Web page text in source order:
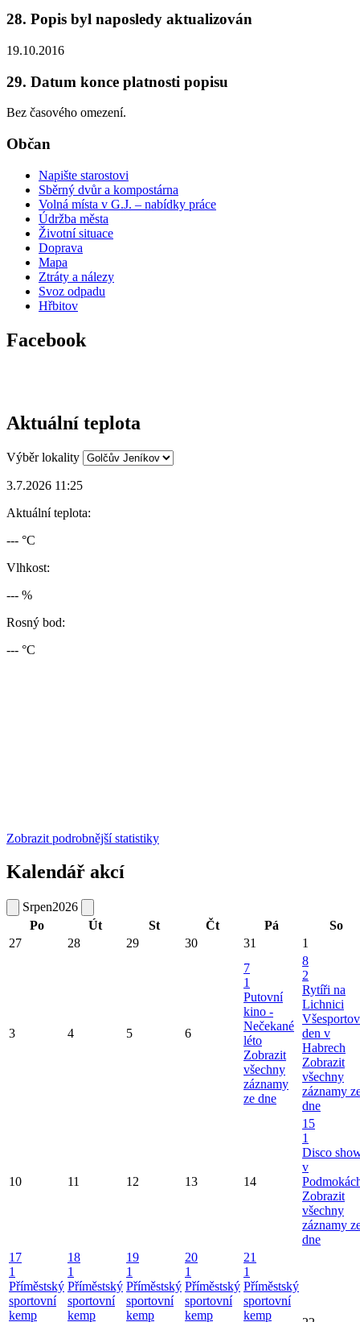
28. Popis byl naposledy aktualizován
19.10.2016
29. Datum konce platnosti popisu
Bez časového omezení.
Občan
Napište starostovi
Sběrný dvůr a kompostárna
Volná místa v G.J. – nabídky práce
Údržba města
Životní situace
Doprava
Mapa
Ztráty a nálezy
Svoz odpadu
Hřbitov
Facebook
Aktuální teplota
Výběr lokality
3.7.2026 11:25
Aktuální teplota:
--- °C
Vlhkost:
--- %
Rosný bod:
--- °C
Zobrazit podrobnější statistiky
Kalendář akcí
Srpen2026
Po
Út St Čt Pá
So
27
28 29 30 31 1
3 4 5 6
7
1
Putovní
kino -
Nečekané
léto
Zobrazit
všechny
záznamy
ze dne
8
2
Rytíři na
Lichnici
den v
Habrech
Zobrazit
všechny
záznamy
dne
10 11 12 13 14
15
1
Disco
v
Zobrazit
všechny
záznamy
dne
17
1
Příměstský
sportovní
kemp
18
1
Příměstský
sportovní
kemp
19
1
Příměstský
sportovní
kemp
20
1
Příměstský
sportovní
kemp
21
1
Příměstský
sportovní
kemp